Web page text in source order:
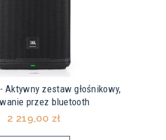
Aktywny zestaw głośnikowy,
przez bluetooth
2 219,00 zł